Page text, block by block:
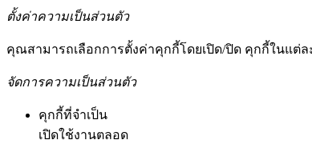
ตั้งค่าความเป็นส่วนตัว
คุณสามารถเลือกการตั้งค่าคุกกี้โดยเปิด/ปิด คุกกี้ในแต่
จัดการความเป็นส่วนตัว
คุกกี้ที่จำเป็น
เปิดใช้งานตลอด